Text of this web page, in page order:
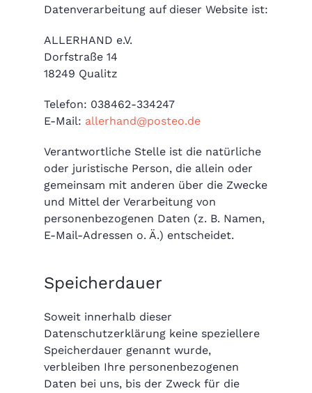
Datenverarbeitung auf dieser Website ist:
ALLERHAND e.V.
Dorfstraße 14
18249 Qualitz
Telefon: 038462-334247
E-Mail: allerhand@posteo.de
Verantwortliche Stelle ist die natürliche
oder juristische Person, die allein oder
gemeinsam mit anderen über die Zwecke
und Mittel der Verarbeitung von
personenbezogenen Daten (z. B. Namen,
E-Mail-Adressen o. Ä.) entscheidet.
Speicherdauer
Soweit innerhalb dieser
Datenschutzerklärung keine speziellere
Speicherdauer genannt wurde,
verbleiben Ihre personenbezogenen
Daten bei uns, bis der Zweck für die